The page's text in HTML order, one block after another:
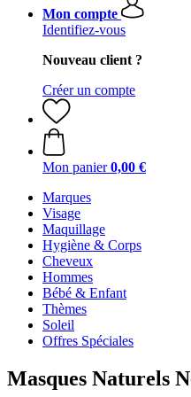
Mon compte
Identifiez-vous
Nouveau client ?
Créer un compte
Mon panier 0,00 €
Marques
Visage
Maquillage
Hygiène & Corps
Cheveux
Hommes
Bébé & Enfant
Thèmes
Soleil
Offres Spéciales
Masques Naturels